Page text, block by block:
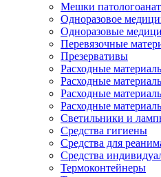
Мешки
Одноразовое
Одноразовые
Перевязочные
Презервативы
Расходные
Расходные
Расходные
Расходные
Светильники и
Средства гигиены
Средства для
Средства
Термоконтейнеры